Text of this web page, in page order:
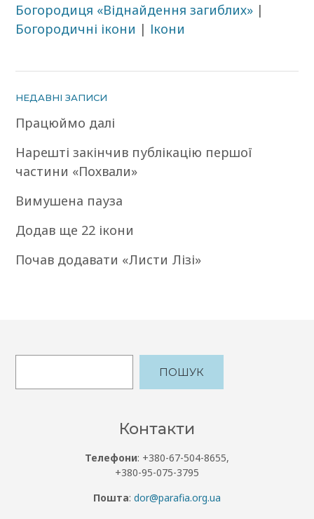
Богородиця «Віднайдення загиблих» |
Богородичні ікони | Ікони
НЕДАВНІ ЗАПИСИ
Працюймо далі
Нарешті закінчив публікацію першої
частини «Похвали»
Вимушена пауза
Додав ще 22 ікони
Почав додавати «Листи Лізі»
ПОШУК
Контакти
Телефони: +380-67-504-8655,
+380-95-075-3795
Пошта: dor@parafia.org.ua